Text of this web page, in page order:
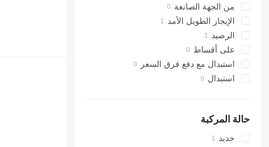
من الجهة الصانعة
الإيجار الطويل الأمد
الرصيد
على أقساط
استبدال مع دفع فرق السعر
استبدال
حالة المركبة
جديد